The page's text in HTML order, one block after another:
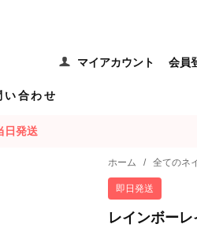
マイアカウント 会員
い合わせ
日発送
ホーム / 全てのネ
即日発送
レインボー